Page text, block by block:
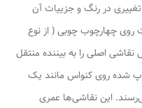
در رنگ و جزییات آن
چهارچوب چوبی ( از نوع
اصلی را به بیننده منتقل
شده روی کنواس مانند یک
این نقاشی‌ها عمری